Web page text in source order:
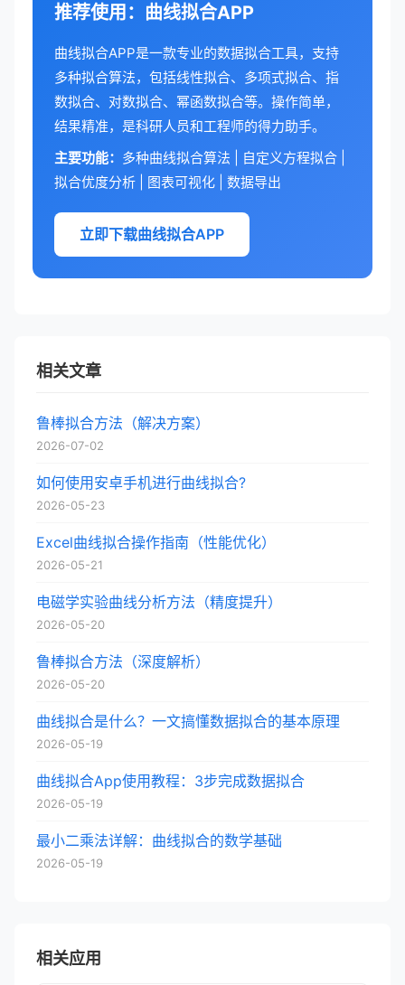
推荐使用：曲线拟合APP
曲线拟合APP是一款专业的数据拟合工具，支持
多种拟合算法，包括线性拟合、多项式拟合、指
数拟合、对数拟合、幂函数拟合等。操作简单，
结果精准，是科研人员和工程师的得力助手。
主要功能： 多种曲线拟合算法 | 自定义方程拟合 |
拟合优度分析 | 图表可视化 | 数据导出
立即下载曲线拟合APP
相关文章
鲁棒拟合方法（解决方案）
2026-07-02
如何使用安卓手机进行曲线拟合?
2026-05-23
Excel曲线拟合操作指南（性能优化）
2026-05-21
电磁学实验曲线分析方法（精度提升）
2026-05-20
鲁棒拟合方法（深度解析）
2026-05-20
曲线拟合是什么？一文搞懂数据拟合的基本原理
2026-05-19
曲线拟合App使用教程：3步完成数据拟合
2026-05-19
最小二乘法详解：曲线拟合的数学基础
2026-05-19
相关应用